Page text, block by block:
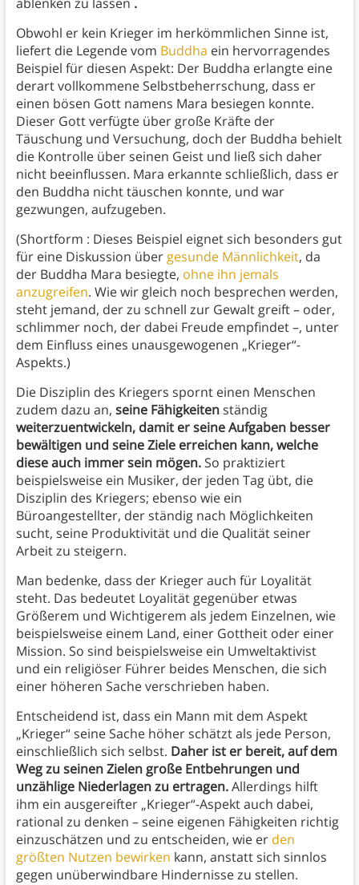
ablenken zu lassen .
Obwohl er kein Krieger im herkömmlichen Sinne ist,
liefert die Legende vom Buddha ein hervorragendes
Beispiel für diesen Aspekt: Der Buddha erlangte eine
derart vollkommene Selbstbeherrschung, dass er
einen bösen Gott namens Mara besiegen konnte.
Dieser Gott verfügte über große Kräfte der
Täuschung und Versuchung, doch der Buddha behielt
die Kontrolle über seinen Geist und ließ sich daher
nicht beeinflussen. Mara erkannte schließlich, dass er
den Buddha nicht täuschen konnte, und war
gezwungen, aufzugeben.
(Shortform : Dieses Beispiel eignet sich besonders gut
für eine Diskussion übergesunde Männlichkeit, da
der Buddha Mara besiegte, ohne ihn jemals
anzugreifen. Wie wir gleich noch besprechen werden,
steht jemand, der zu schnell zur Gewalt greift – oder,
schlimmer noch, der dabei Freude empfindet –, unter
dem Einfluss eines unausgewogenen „Krieger“-
Aspekts.)
Die Disziplin des Kriegers spornt einen Menschen
zudem dazu an, seine Fähigkeitenständig
weiterzuentwickeln, damit er seine Aufgaben besser
bewältigen und seine Ziele erreichen kann, welche
diese auch immer sein mögen.So praktiziert
beispielsweise ein Musiker, der jeden Tag übt, die
Disziplin des Kriegers; ebenso wie ein
Büroangestellter, der ständig nach Möglichkeiten
sucht, seine Produktivität und die Qualität seiner
Arbeit zu steigern.
Man bedenke, dass der Krieger auch für Loyalität
steht. Das bedeutet Loyalität gegenüber etwas
Größerem und Wichtigerem als jedem Einzelnen, wie
beispielsweise einem Land, einer Gottheit oder einer
Mission. So sind beispielsweise ein Umweltaktivist
und ein religiöser Führer beides Menschen, die sich
einer höheren Sache verschrieben haben.
Entscheidend ist, dass ein Mann mit dem Aspekt
„Krieger“ seine Sache höher schätzt als jede Person,
einschließlich sich selbst. Daher ist er bereit, auf dem
Weg zu seinen Zielen große Entbehrungen und
unzählige Niederlagen zu ertragen.Allerdings hilft
ihm ein ausgereifter „Krieger“-Aspekt auch dabei,
rational zu denken – seine eigenen Fähigkeiten richtig
einzuschätzen und zu entscheiden, wie er den
größten Nutzen bewirken kann, anstatt sich sinnlos
gegen unüberwindbare Hindernisse zu stellen.